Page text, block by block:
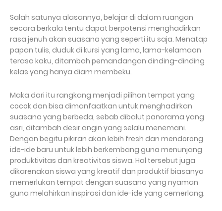
Salah satunya alasannya, belajar di dalam ruangan
secara berkala tentu dapat berpotensi menghadirkan
rasa jenuh akan suasana yang seperti itu saja. Menatap
papan tulis, duduk di kursi yang lama, lama-kelamaan
terasa kaku, ditambah pemandangan dinding-dinding
kelas yang hanya diam membeku.
Maka dari itu rangkang menjadi pilihan tempat yang
cocok dan bisa dimanfaatkan untuk menghadirkan
suasana yang berbeda, sebab dibalut panorama yang
asri, ditambah desir angin yang selalu menemani.
Dengan begitu pikiran akan lebih fresh dan mendorong
ide-ide baru untuk lebih berkembang guna menunjang
produktivitas dan kreativitas siswa. Hal tersebut juga
dikarenakan siswa yang kreatif dan produktif biasanya
memerlukan tempat dengan suasana yang nyaman
guna melahirkan inspirasi dan ide-ide yang cemerlang.